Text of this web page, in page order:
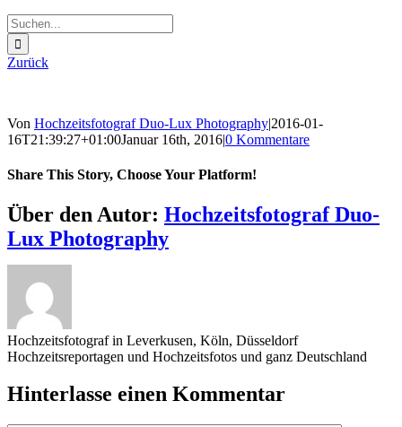
Suche
nach:
Zurück
Von Hochzeitsfotograf Duo-Lux Photography|2016-01-
16T21:39:27+01:00Januar 16th, 2016|0 Kommentare
Share This Story, Choose Your Platform!
Sharing_facebook
Sharing_twitter
Sharing_reddit
Über den Autor: Hochzeitsfotograf Duo-
Lux Photography
Hochzeitsfotograf in Leverkusen, Köln, Düsseldorf
Hochzeitsreportagen und Hochzeitsfotos und ganz Deutschland
Hinterlasse einen Kommentar